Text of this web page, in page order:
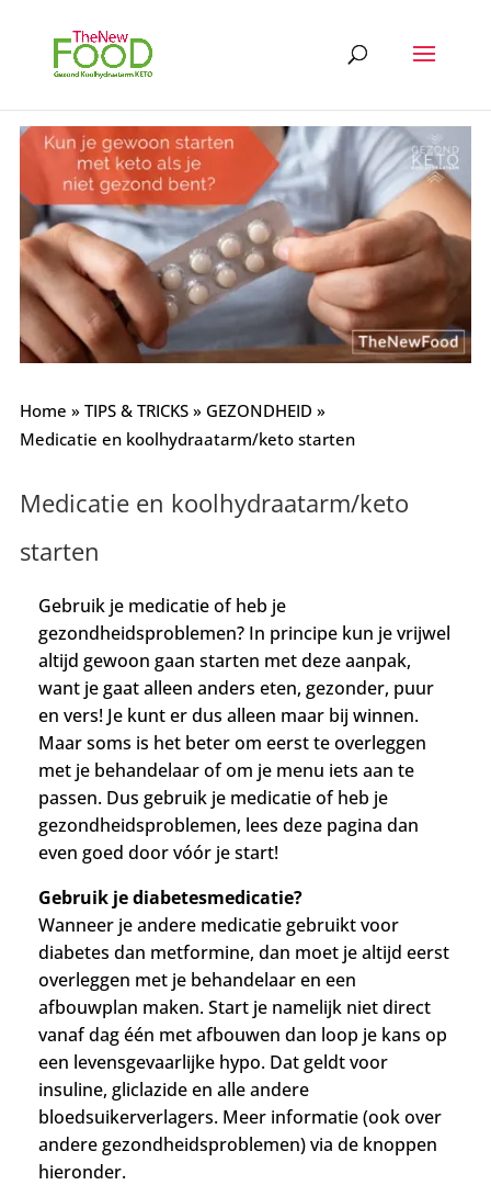
Home » TIPS & TRICKS» GEZONDHEID »
Medicatie en koolhydraatarm/keto starten
Medicatie en koolhydraatarm/keto
starten
Gebruik je medicatie of heb je
gezondheidsproblemen? In principe kun je vrijwel
altijd gewoon gaan starten met deze aanpak,
want je gaat alleen anders eten, gezonder, puur
en vers! Je kunt er dus alleen maar bij winnen.
Maar soms is het beter om eerst te overleggen
met je behandelaar of om je menu iets aan te
passen. Dus gebruik je medicatie of heb je
gezondheidsproblemen, lees deze pagina dan
even goed door vóór je start!
Gebruik je diabetesmedicatie?
Wanneer je andere medicatie gebruikt voor
diabetes dan metformine, dan moet je altijd eerst
overleggen met je behandelaar en een
afbouwplan maken. Start je namelijk niet direct
vanaf dag één met afbouwen dan loop je kans op
een levensgevaarlijke hypo. Dat geldt voor
insuline, gliclazide en alle andere
bloedsuikerverlagers. Meer informatie (ook over
andere gezondheidsproblemen) via de knoppen
hieronder.